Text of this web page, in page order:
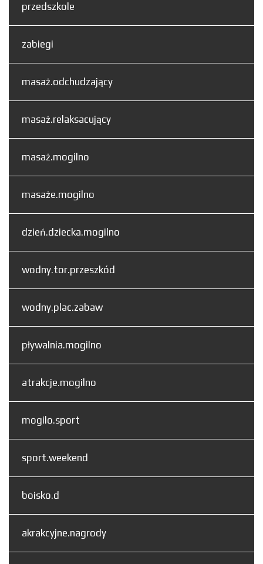
przedszkole
zabiegi
masaż.odchudzający
masaż.relaksacujący
masaż.mogilno
masaże.mogilno
dzień.dziecka.mogilno
wodny.tor.przeszkód
wodny.plac.zabaw
pływalnia.mogilno
atrakcje.mogilno
mogilo.sport
sport.weekend
boisko.d
akrakcyjne.nagrody